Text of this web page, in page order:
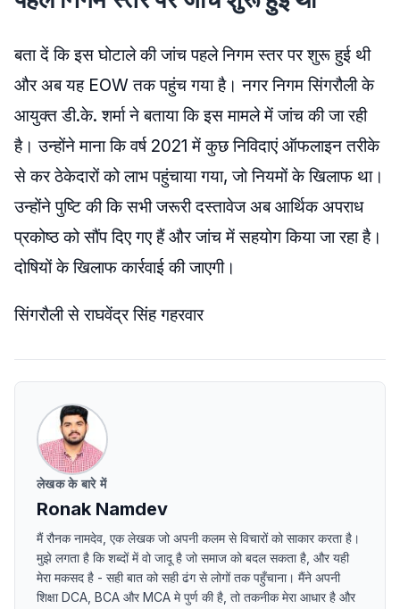
बता दें कि इस घोटाले की जांच पहले निगम स्तर पर शुरू हुई थी
और अब यह EOW तक पहुंच गया है। नगर निगम सिंगरौली के
आयुक्त डी.के. शर्मा ने बताया कि इस मामले में जांच की जा रही
है। उन्होंने माना कि वर्ष 2021 में कुछ निविदाएं ऑफलाइन तरीके
से कर ठेकेदारों को लाभ पहुंचाया गया, जो नियमों के खिलाफ था।
उन्होंने पुष्टि की कि सभी जरूरी दस्तावेज अब आर्थिक अपराध
प्रकोष्ठ को सौंप दिए गए हैं और जांच में सहयोग किया जा रहा है।
दोषियों के खिलाफ कार्रवाई की जाएगी।
सिंगरौली से राघवेंद्र सिंह गहरवार
लेखक के बारे में
Ronak Namdev
मैं रौनक नामदेव, एक लेखक जो अपनी कलम से विचारों को साकार करता है।
मुझे लगता है कि शब्दों में वो जादू है जो समाज को बदल सकता है, और यही
मेरा मकसद है - सही बात को सही ढंग से लोगों तक पहुँचाना। मैंने अपनी
शिक्षा DCA, BCA और MCA मे पुर्ण की है, तो तकनीक मेरा आधार है और